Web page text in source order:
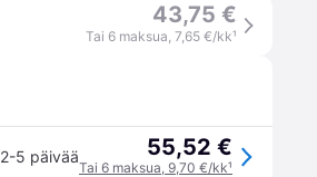
43,75 €
Tai 6 maksua, 7,65 €/kk¹
2-5 päivää 55,52 €
Tai 6 maksua, 9,70 €/kk¹